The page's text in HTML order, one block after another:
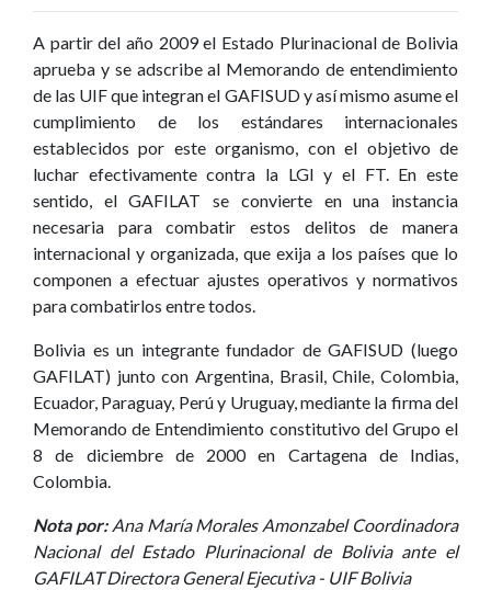
A partir del año 2009 el Estado Plurinacional de Bolivia
aprueba y se adscribe al Memorando de entendimiento
de las UIF que integran el GAFISUD y así mismo asume el
cumplimiento de los estándares internacionales
establecidos por este organismo, con el objetivo de
luchar efectivamente contra la LGI y el FT. En este
sentido, el GAFILAT se convierte en una instancia
necesaria para combatir estos delitos de manera
internacional y organizada, que exija a los países que lo
componen a efectuar ajustes operativos y normativos
para combatirlos entre todos.
Bolivia es un integrante fundador de GAFISUD (luego
GAFILAT) junto con Argentina, Brasil, Chile, Colombia,
Ecuador, Paraguay, Perú y Uruguay, mediante la firma del
Memorando de Entendimiento constitutivo del Grupo el
8 de diciembre de 2000 en Cartagena de Indias,
Colombia.
Nota por:Ana María Morales Amonzabel Coordinadora
Nacional del Estado Plurinacional de Bolivia ante el
GAFILAT Directora General Ejecutiva - UIF Bolivia